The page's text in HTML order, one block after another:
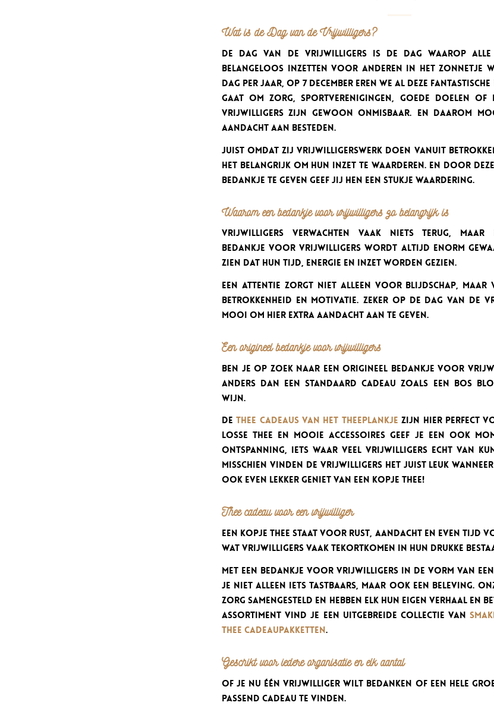
Wat is de Dag van de Vrijwilligers?
De dag van de vrijwilligers is de dag waarop alle
belangeloos inzetten voor anderen in het zonnetje
dag per jaar, op 7 december eren we al deze fantastische
gaat om zorg, sportverenigingen, goede doelen of
vrijwilligers zijn gewoon onmisbaar. En daarom
aandacht aan besteden.
Juist omdat zij vrijwilligerswerk doen vanuit
het belangrijk om hun inzet te waarderen. En door deze
bedankje te geven geef jij hen een stukje waardering.
Waarom een bedankje voor vrijwilligers zo belangrijk is
Vrijwilligers verwachten vaak niets terug, maar
bedankje voor vrijwilligers wordt altijd enorm
zien dat hun tijd, energie en inzet worden gezien.
Een attentie zorgt niet alleen voor blijdschap, maar
betrokkenheid en motivatie. Zeker op de dag van de
mooi om hier extra aandacht aan te geven.
Een origineel bedankje voor vrijwilligers
Ben je op zoek naar een origineel bedankje voor
anders dan een standaard cadeau zoals een bos
wijn.
Dethee cadeaus van Het Theeplankje zijn hier perfect
losse thee en mooie accessoires geef je een ook
ontspanning, iets waar veel vrijwilligers echt van
misschien vinden de vrijwilligers het juist leuk wanneer
ook even lekker geniet van een kopje thee!
Thee cadeau voor een vrijwilliger
Een kopje thee staat voor rust, aandacht en even tijd
wat vrijwilligers vaak tekortkomen in hun drukke
Met een bedankje voor vrijwilligers in de vorm van een
je niet alleen iets tastbaars, maar ook een beleving.
zorg samengesteld en hebben elk hun eigen verhaal en
assortiment vind je een uitgebreide collectie van
thee cadeaupakketten.
Geschikt voor iedere organisatie en elk aantal
Of je nu één vrijwilliger wilt bedanken of een hele
passend cadeau te vinden.